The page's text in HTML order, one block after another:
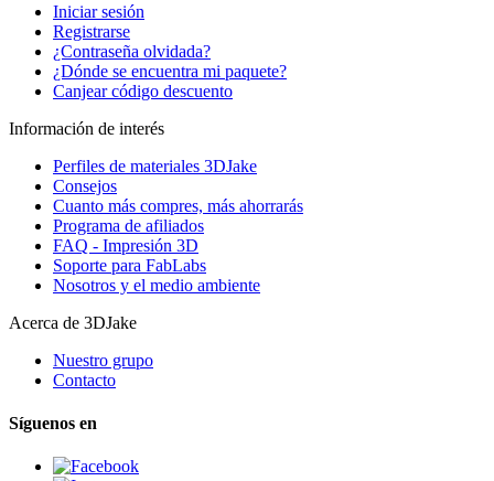
Iniciar sesión
Registrarse
¿Contraseña olvidada?
¿Dónde se encuentra mi paquete?
Canjear código descuento
Información de interés
Perfiles de materiales 3DJake
Consejos
Cuanto más compres, más ahorrarás
Programa de afiliados
FAQ - Impresión 3D
Soporte para FabLabs
Nosotros y el medio ambiente
Acerca de 3DJake
Nuestro grupo
Contacto
Síguenos en